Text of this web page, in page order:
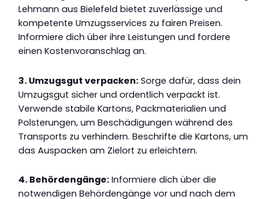
Lehmann aus Bielefeld bietet zuverlässige und
kompetente Umzugsservices zu fairen Preisen.
Informiere dich über ihre Leistungen und fordere
einen Kostenvoranschlag an.
3. Umzugsgut verpacken: Sorge dafür, dass dein
Umzugsgut sicher und ordentlich verpackt ist.
Verwende stabile Kartons, Packmaterialien und
Polsterungen, um Beschädigungen während des
Transports zu verhindern. Beschrifte die Kartons, um
das Auspacken am Zielort zu erleichtern.
4. Behördengänge: Informiere dich über die
notwendigen Behördengänge vor und nach dem